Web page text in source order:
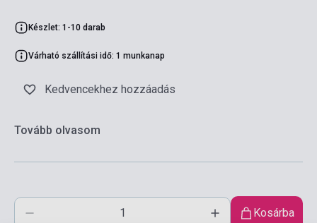
Készlet: 1-10 darab
Várható szállítási idő: 1 munkanap
Kedvencekhez hozzáadás
Tovább olvasom
Kosárba